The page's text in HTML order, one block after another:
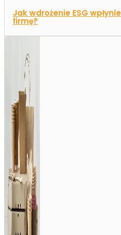
Jak wdrożenie ESG
firmę?